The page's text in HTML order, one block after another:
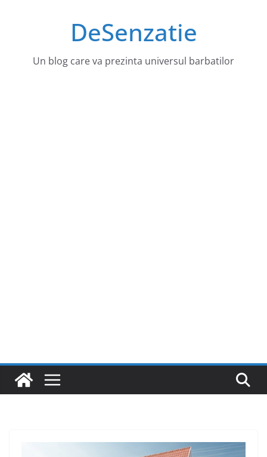
DeSenzatie
Un blog care va prezinta universul barbatilor